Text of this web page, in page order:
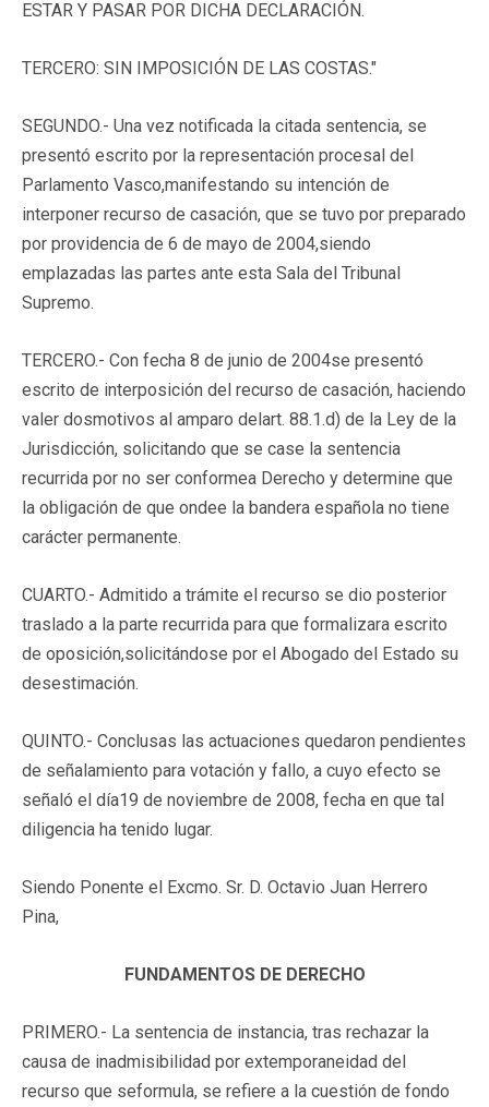
ESTAR Y PASAR POR DICHA DECLARACIÓN.
TERCERO: SIN IMPOSICIÓN DE LAS COSTAS."
SEGUNDO.- Una vez notificada la citada sentencia, se
presentó escrito por la representación procesal del
Parlamento Vasco,manifestando su intención de
interponer recurso de casación, que se tuvo por preparado
por providencia de 6 de mayo de 2004,siendo
emplazadas las partes ante esta Sala del Tribunal
Supremo.
TERCERO.- Con fecha 8 de junio de 2004se presentó
escrito de interposición del recurso de casación, haciendo
valer dosmotivos al amparo delart. 88.1.d) de la Ley de la
Jurisdicción, solicitando que se case la sentencia
recurrida por no ser conformea Derecho y determine que
la obligación de que ondee la bandera española no tiene
carácter permanente.
CUARTO.- Admitido a trámite el recurso se dio posterior
traslado a la parte recurrida para que formalizara escrito
de oposición,solicitándose por el Abogado del Estado su
desestimación.
QUINTO.- Conclusas las actuaciones quedaron pendientes
de señalamiento para votación y fallo, a cuyo efecto se
señaló el día19 de noviembre de 2008, fecha en que tal
diligencia ha tenido lugar.
Siendo Ponente el Excmo. Sr. D. Octavio Juan Herrero
Pina,
FUNDAMENTOS DE DERECHO
PRIMERO.- La sentencia de instancia, tras rechazar la
causa de inadmisibilidad por extemporaneidad del
recurso que seformula, se refiere a la cuestión de fondo